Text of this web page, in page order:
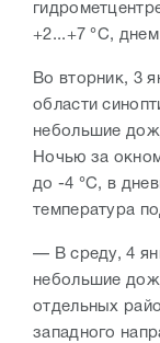
+2...+7 °С,
Во вторник, 3
области
небольшие
Ночью за
до -4 °С, в
температура
— В среду, 4
небольшие
отдельных
западного